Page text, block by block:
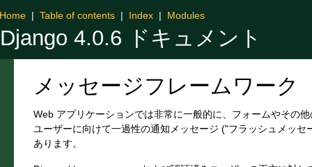
Django 4.0.6 ドキュメント
Home | Table of contents | Index | Modules
メッセージフレームワーク
Web アプリケーションでは非常に一般的に、フォームやその
ユーザーに向けて一過性の通知メッセージ ("フラッシュメッ
あります。